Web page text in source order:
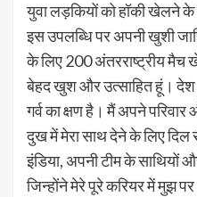
युवा लड़कियों को हॉकी खेलने के
इस उपलब्धि पर अपनी खुशी
के लिए 200 अंतरराष्ट्रीय
बेहद खुश और उत्साहित हूं। देश
गर्व का क्षण है। मैं अपने
दुख में मेरा साथ देने के लिए दिल
इंडिया, अपनी टीम के साथियों
जिन्होंने मेरे पूरे करियर में मुझ पर